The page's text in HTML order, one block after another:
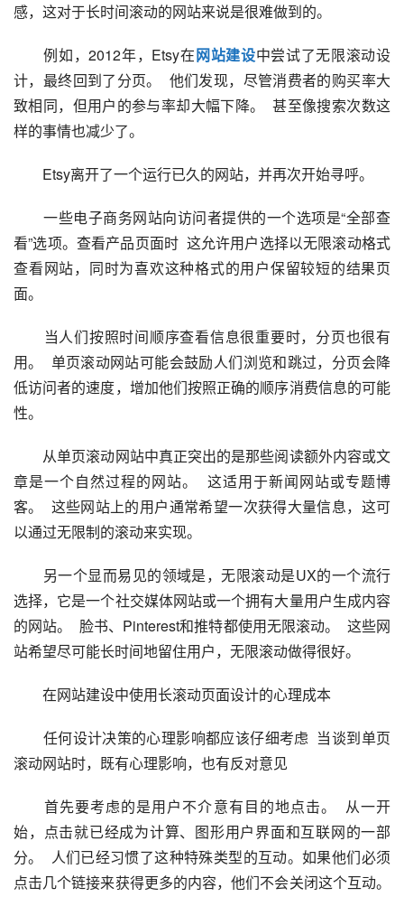
感，这对于长时间滚动的网站来说是很难做到的。
例如，2012年，Etsy在网站建设中尝试了无限滚动设
计，最终回到了分页。  他们发现，尽管消费者的购买率大
致相同，但用户的参与率却大幅下降。  甚至像搜索次数这
样的事情也减少了。
Etsy离开了一个运行已久的网站，并再次开始寻呼。
一些电子商务网站向访问者提供的一个选项是“全部查
看”选项。查看产品页面时  这允许用户选择以无限滚动格式
查看网站，同时为喜欢这种格式的用户保留较短的结果页
面。
当人们按照时间顺序查看信息很重要时，分页也很有
用。  单页滚动网站可能会鼓励人们浏览和跳过，分页会降
低访问者的速度，增加他们按照正确的顺序消费信息的可能
性。
从单页滚动网站中真正突出的是那些阅读额外内容或文
章是一个自然过程的网站。  这适用于新闻网站或专题博
客。  这些网站上的用户通常希望一次获得大量信息，这可
以通过无限制的滚动来实现。
另一个显而易见的领域是，无限滚动是UX的一个流行
选择，它是一个社交媒体网站或一个拥有大量用户生成内容
的网站。  脸书、Pinterest和推特都使用无限滚动。  这些网
站希望尽可能长时间地留住用户，无限滚动做得很好。
在网站建设中使用长滚动页面设计的心理成本
任何设计决策的心理影响都应该仔细考虑  当谈到单页
滚动网站时，既有心理影响，也有反对意见
首先要考虑的是用户不介意有目的地点击。  从一开
始，点击就已经成为计算、图形用户界面和互联网的一部
分。  人们已经习惯了这种特殊类型的互动。如果他们必须
点击几个链接来获得更多的内容，他们不会关闭这个互动。